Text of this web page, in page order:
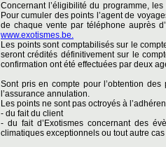
Concernant l’éligibilité du programme,
Pour cumuler des points l’agent de
de chaque vente par téléphone auprès
www.exotismes.be.
Les points sont comptabilisés sur le
seront crédités définitivement sur le
confirmation ont été effectuées par deux
Sont pris en compte pour l’obtention
l’assurance annulation.
Les points ne sont pas octroyés à
- du fait du client
- du fait d’Exotismes concernant des
climatiques exceptionnels ou tout autre